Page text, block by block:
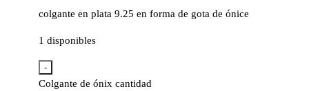
colgante en plata 9.25 en forma de gota de ónice
1 disponibles
-
Colgante de ónix cantidad